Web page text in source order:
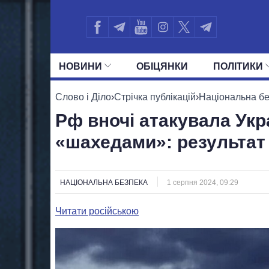
НОВИНИ ОБIЦЯНКИ ПОЛIТИКИ
УСІ ПОЛІТИКИ ПРЕЗИДЕНТ І
Слово і Діло›Стрічка публікацій›Національна
Рф вночі атакувала
«шахедами»:
НАЦІОНАЛЬНА БЕЗПЕКА 1 серпня 2024, 09:29
Читати російською